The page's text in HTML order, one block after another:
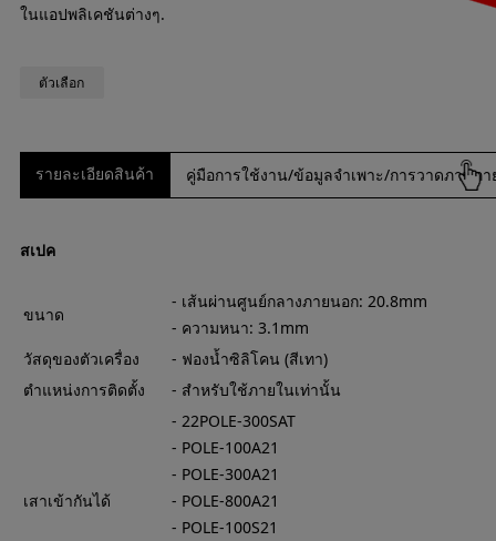
ในแอปพลิเคชันต่างๆ.
ตัวเลือก
รายละเอียดสินค้า คู่มือการใช้งาน/ข้อมูลจำเพาะ/การวาดภาพภ
สเปค
ขนาด
- เส้นผ่านศูนย์กลางภายนอก: 20.8mm
- ความหนา: 3.1mm
วัสดุของตัวเครื่อง
- ฟองน้ำซิลิโคน (สีเทา)
ตำแหน่งการติดตั้ง
- สำหรับใช้ภายในเท่านั้น
เสาเข้ากันได้
- 22POLE-300SAT
- POLE-100A21
- POLE-300A21
- POLE-800A21
- POLE-100S21